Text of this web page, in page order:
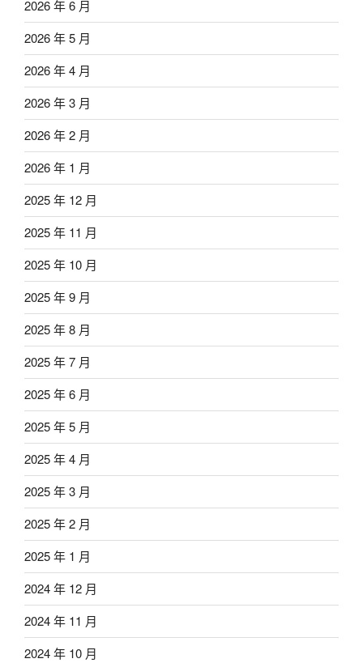
2026 年 6 月
2026 年 5 月
2026 年 4 月
2026 年 3 月
2026 年 2 月
2026 年 1 月
2025 年 12 月
2025 年 11 月
2025 年 10 月
2025 年 9 月
2025 年 8 月
2025 年 7 月
2025 年 6 月
2025 年 5 月
2025 年 4 月
2025 年 3 月
2025 年 2 月
2025 年 1 月
2024 年 12 月
2024 年 11 月
2024 年 10 月